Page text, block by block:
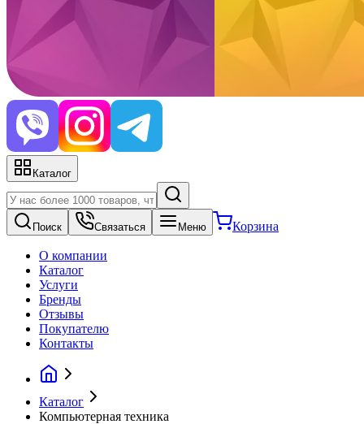
Каталог
Поиск Связаться Меню Корзина
О компании
Каталог
Услуги
Бренды
Отзывы
Покупателю
Контакты
Каталог
Компьютерная техника